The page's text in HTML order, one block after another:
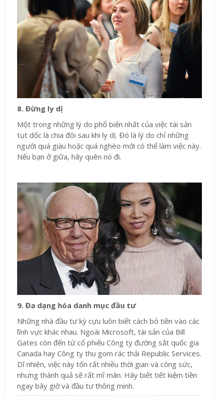
8. Đừng ly dị
Một trong những lý do phổ biến nhất của việc tài sản
tụt dốc là chia đôi sau khi ly dị. Đó là lý do chỉ những
người quá giàu hoặc quá nghèo mới có thể làm việc này.
Nếu bạn ở giữa, hãy quên nó đi.
9. Đa dạng hóa danh mục đầu tư
Những nhà đầu tư kỳ cựu luôn biết cách bỏ tiền vào các
lĩnh vực khác nhau. Ngoài Microsoft, tài sản của Bill
Gates còn đến từ cổ phiếu Công ty đường sắt quốc gia
Canada hay Công ty thu gom rác thải Republic Services.
Dĩ nhiên, việc này tốn rất nhiều thời gian và công sức,
nhưng thành quả sẽ rất mĩ mãn. Hãy biết tiết kiệm tiền
ngay bây giờ và đầu tư thông minh.